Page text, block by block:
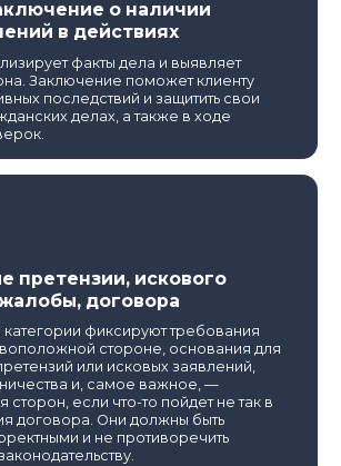
о наличии
в действиях
факты дела и выявляет
Заключение поможет клиенту
последствий и защитить свои
делах, а также в ходе
претензии, искового
договора
фиксируют требования
стороне, основания для
или исковых заявлений,
и, самое важное, —
сторон, если что-то пойдет не так в
договора. Они должны быть
и не противоречить